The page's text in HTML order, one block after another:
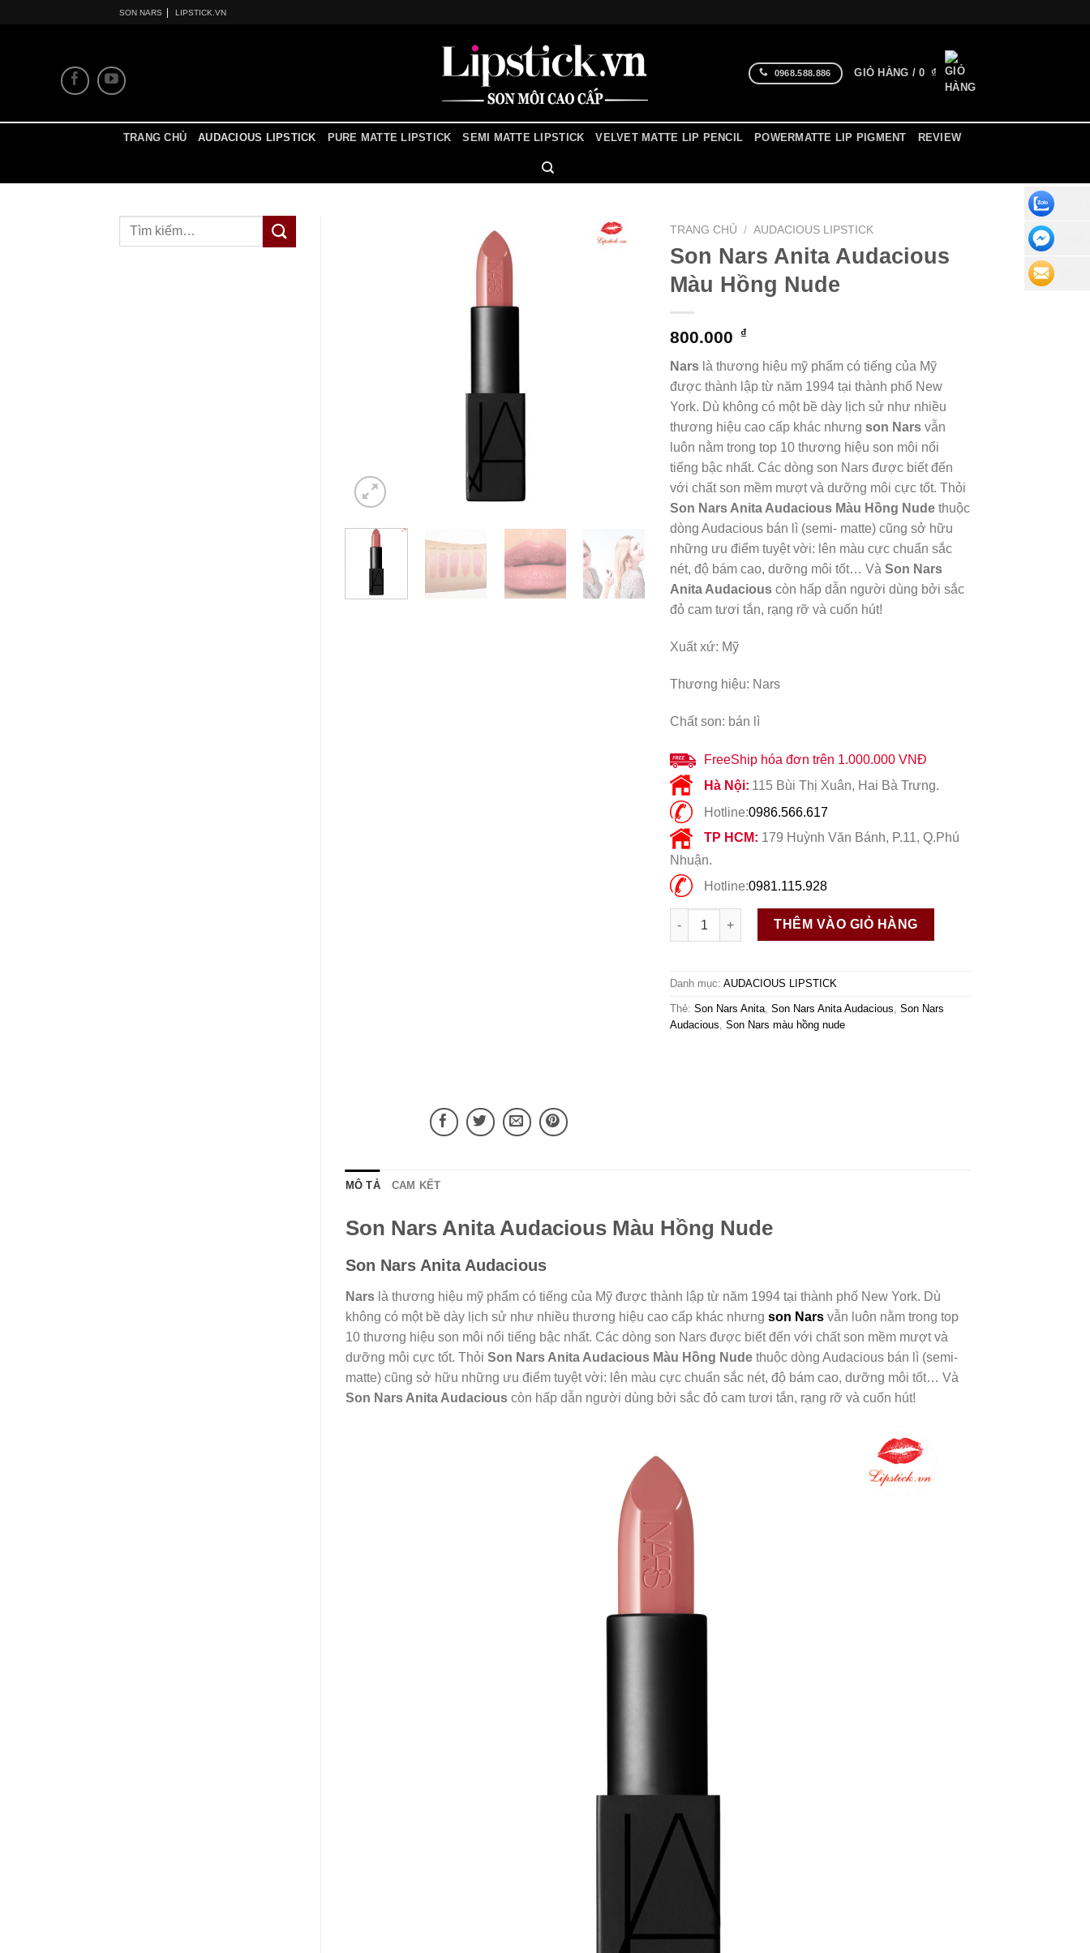
SON NARS | LIPSTICK.VN
0968.588.886 GIỎ HÀNG /0 ₫
TRANG CHỦ AUDACIOUS LIPSTICK PURE MATTE LIPSTICK SEMI MATTE LIPSTICK VELVET MATTE LIP PENCIL POWERMATTE LIP PIGMENT REVIEW
Tìm
TRANG CHỦ / AUDACIOUS LIPSTICK
Son Nars Anita Audacious
Màu Hồng Nude
800.000 ₫
Nars là thương hiệu mỹ phẩm có tiếng của Mỹ
được thành lập từ năm 1994 tại thành phố New
York. Dù không có một bề dày lịch sử như nhiều
thương hiệu cao cấp khác nhưngson Nars vẫn
luôn nằm trong top 10 thương hiệu son môi nổi
tiếng bậc nhất. Các dòng son Nars được biết đến
với chất son mềm mượt và dưỡng môi cực tốt. Thỏi
Son Nars Anita Audacious Màu Hồng Nude thuộc
dòng Audacious bán lì (semi- matte) cũng sở hữu
những ưu điểm tuyệt vời: lên màu cực chuẩn sắc
nét, độ bám cao, dưỡng môi tốt… VàSon Nars
Anita Audaciouscòn hấp dẫn người dùng bởi sắc
đỏ cam tươi tắn, rạng rỡ và cuốn hút!
Xuất xứ: Mỹ
Thương hiệu: Nars
Chất son: bán lì
FreeShip hóa đơn trên 1.000.000 VNĐ
Hà Nội: 115 Bùi Thị Xuân, Hai Bà Trưng.
Hotline:0986.566.617
TP HCM: 179 Huỳnh Văn Bánh, P.11, Q.Phú
Nhuận.
Hotline:0981.115.928
Son Nars Anita Audacious Màu Hồng Nude số lượng
THÊM VÀO GIỎ HÀNG
Danh mục:AUDACIOUS LIPSTICK
Thẻ:Son Nars Anita,Son Nars Anita Audacious,Son Nars
Audacious,Son Nars màu hồng nude
MÔ TẢ CAM KẾT
Son Nars Anita Audacious Màu Hồng Nude
Son Nars Anita Audacious
Nars là thương hiệu mỹ phẩm có tiếng của Mỹ được thành lập từ năm 1994 tại thành phố New York. Dù
không có một bề dày lịch sử như nhiều thương hiệu cao cấp khác nhưng son Narsvẫn luôn nằm trong top
10 thương hiệu son môi nổi tiếng bậc nhất. Các dòng son Nars được biết đến với chất son mềm mượt và
dưỡng môi cực tốt. Thỏi Son Nars Anita Audacious Màu Hồng Nudethuộc dòng Audacious bán lì (semi-
matte) cũng sở hữu những ưu điểm tuyệt vời: lên màu cực chuẩn sắc nét, độ bám cao, dưỡng môi tốt… Và
Son Nars Anita Audacious còn hấp dẫn người dùng bởi sắc đỏ cam tươi tắn, rạng rỡ và cuốn hút!